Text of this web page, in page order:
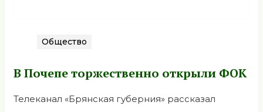
Общество
В Почепе торжественно открыли ФОК
Телеканал «Брянская губерния» рассказал